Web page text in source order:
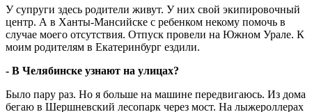
У супруги здесь родители живут. У них свой экипировочный
центр. А в Ханты-Мансийске с ребенком некому помочь в
случае моего отсутствия. Отпуск провели на Южном Урале. К
моим родителям в Екатеринбург ездили.
- В Челябинске узнают на улицах?
Было пару раз. Но я больше на машине передвигаюсь. Из дома
бегаю в Шершневский лесопарк через мост. На лыжероллерах